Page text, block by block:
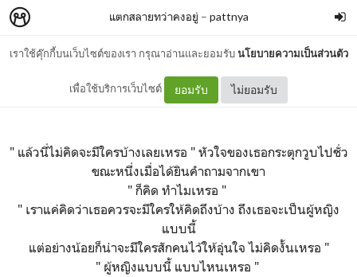
เราใช้คุ๊กกี้บนเว็บไซต์ของเรา กรุณาอ่านและยอมรับนโยบายความเป็นส่วนตัว
เพื่อใช้บริการเว็บไซต์ ยอมรับ ไม่ยอมรับ
แตกสลายทว่าคงอยู่ – pattnya
02 นักรักดีเด่น
" แล้วนี่ไม่คิดจะมีใครบ้างเลยเหรอ " หัวใจของเธอกระตุกวูบไปชั่ว
ขณะหนึ่งเมื่อได้ยินคำถามจากเขา
" ก็คิด ทำไมเหรอ "
" เราแค่คิดว่าเธอควรจะมีใครให้คิดถึงบ้าง ถึงเธอจะเป็นผู้หญิง
แบบนี้
แต่อย่างน้อยก็น่าจะมีใครสักคนไว้ให้อุ่นใจ ไม่คิดงั้นเหรอ "
" ผู้หญิงแบบนี้ แบบไหนเหรอ "